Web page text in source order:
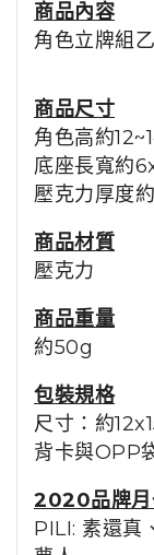
商品內容
角色立牌組
商品尺寸
角色高約
底座長寬約
壓克力厚度
商品材質
壓克力
商品重量
約50g
包裝規格
尺寸：約
背卡與OPP
2020品牌月
PILI: 素還真